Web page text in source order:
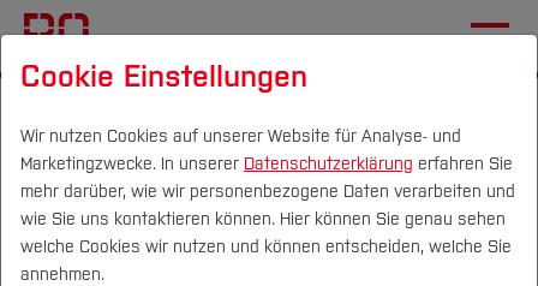
Campus Personen DE|EN Quicklinks
Menü aufklappen
Lehrpreisvergabesatzung
Cookie Einstellungen
Wir nutzen Cookies auf unserer Website für Analyse- und
Marketingzwecke. In unserer Datenschutzerklärung erfahren Sie
mehr darüber, wie wir personenbezogene Daten verarbeiten und
wie Sie uns kontaktieren können. Hier können Sie genau sehen
welche Cookies wir nutzen und können entscheiden, welche Sie
annehmen.